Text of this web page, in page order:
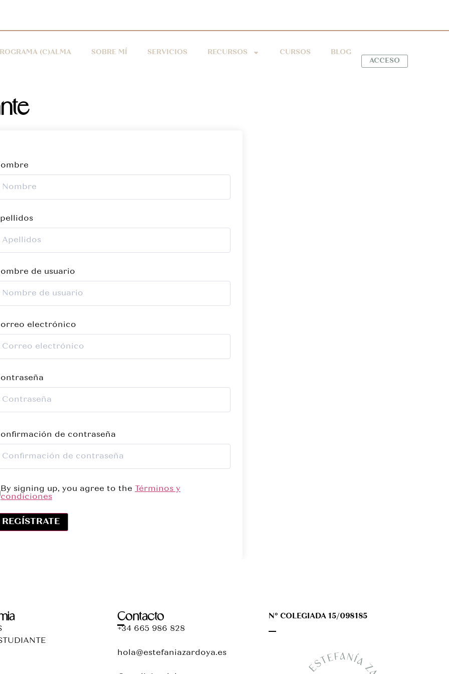
(C)ALMA SOBRE MÍ SERVICIOS RECURSOS CURSOS
BLOG
ACCESO
de usuario
electrónico
de contraseña
By signing up, you agree to the
Términos y
condiciones
REGÍSTRATE
Contacto
+34 665 986 828
hola@estefaniazardoya.es
Nº COLEGIADA 15/098185